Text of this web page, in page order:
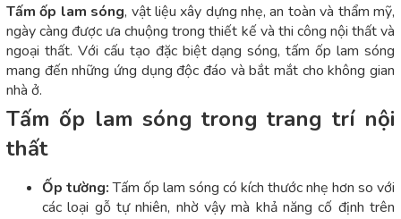
Tấm ốp lam sóng, vật liệu xây dựng nhẹ, an toàn và thẩm mỹ,
ngày càng được ưa chuộng trong thiết kế và thi công nội thất và
ngoại thất. Với cấu tạo đặc biệt dạng sóng, tấm ốp lam sóng
mang đến những ứng dụng độc đáo và bắt mắt cho không gian
nhà ở.
Tấm ốp lam sóng trong trang trí nội
thất
Ốp tường:Tấm ốp lam sóng có kích thước nhẹ hơn so với
các loại gỗ tự nhiên, nhờ vậy mà khả năng cố định trên